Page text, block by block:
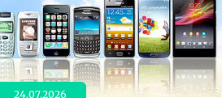
24.07.2026